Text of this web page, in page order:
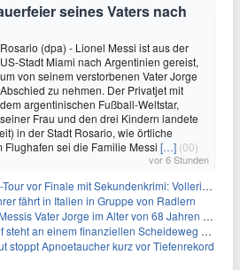
seines Vaters nach
Rosario (dpa) - Lionel Messi ist aus der
US-Stadt Miami nach Argentinien gereist,
um von seinem verstorbenen Vater Jorge
Abschied zu nehmen. Der Privatjet mit
dem argentinischen Fußball-Weltstar,
seiner Frau und den drei Kindern landete
in der Stadt Rosario, wie örtliche
Flughafen sei die Familie Messi […] (00)
vor 6 Stunden
vor Finale mit Sekundenkrimi: Vollering in Gelb
fährt in Italien in Gruppe von Radlern
Vater Jorge im Alter von 68 Jahren gestorben
an einem finanziellen Scheideweg auf der Suche nach neuen Investitionen
stoppt Apnoetaucher kurz vor Tiefenrekord